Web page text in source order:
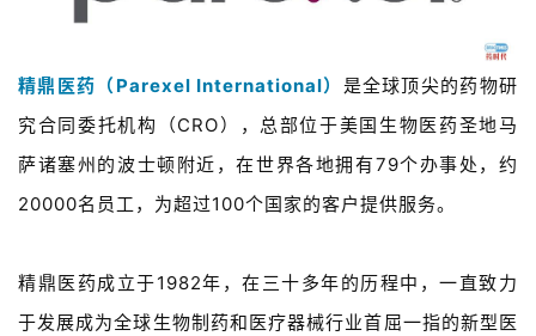
精鼎医药（Parexel International） 是全球顶尖的药物研
究合同委托机构（CRO），总部位于美国生物医药圣地马
萨诸塞州的波士顿附近，在世界各地拥有79个办事处，约
20000名员工，为超过100个国家的客户提供服务。
精鼎医药成立于1982年，在三十多年的历程中，一直致力
于发展成为全球生物制药和医疗器械行业首屈一指的新型医